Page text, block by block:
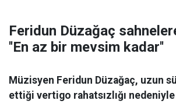
Feridun Düzağaç
''En az bir mevsim kadar''
Müzisyen Feridun Düzağaç, uzun
ettiği vertigo rahatsızlığı